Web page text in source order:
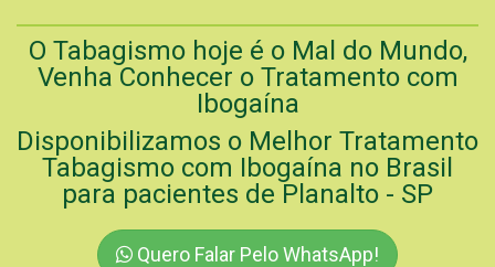
O Tabagismo hoje é o Mal do Mundo,
Venha Conhecer o Tratamento com
Ibogaína
Disponibilizamos o Melhor Tratamento
Tabagismo com Ibogaína no Brasil
para pacientes de Planalto - SP
Quero Falar Pelo WhatsApp!